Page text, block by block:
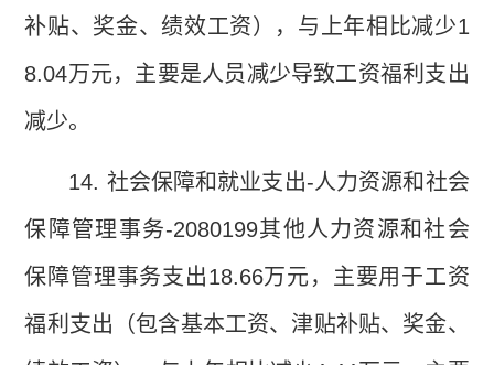
补贴、奖金、绩效工资），与上年相比减少1
8.04万元，主要是人员减少导致工资福利支出
减少。
14. 社会保障和就业支出-人力资源和社会
保障管理事务-2080199其他人力资源和社会
保障管理事务支出18.66万元，主要用于工资
福利支出（包含基本工资、津贴补贴、奖金、